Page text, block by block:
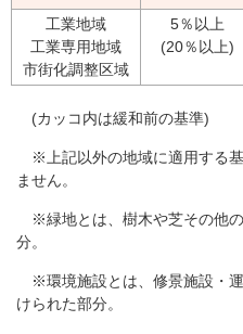
工業地域
工業専用地域
市街化調整区域
5％以上
(20％以上)
(カッコ内は緩和前の基準)
※上記以外の地域に適用する基
ません。
※緑地とは、樹木や芝その他
分。
※環境施設とは、修景施設・
けられた部分。